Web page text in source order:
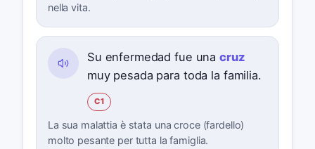
nella vita.
Su enfermedad fue unacruz
muy pesada para toda la familia.
C1
La sua malattia è stata una croce (fardello)
molto pesante per tutta la famiglia.